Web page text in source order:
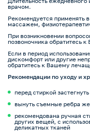
врачом.
Рекомендуется применять
массажем,
При возникновении
позвоночника обратитесь
Если в период
дискомфорт или другие
обратитесь к Вашему
Рекомендации по уходу и
перед стиркой
вынуть съемные ребра
рекомендована ручная
других вещей, с
деликатных тканей